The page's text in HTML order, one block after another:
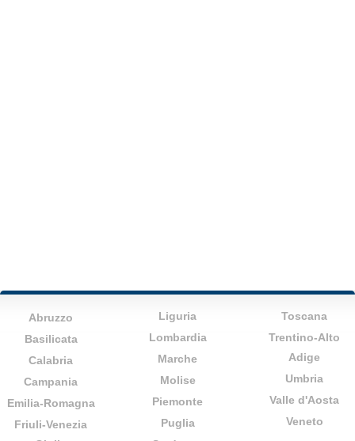
Abruzzo
Basilicata
Calabria
Campania
Emilia-Romagna
Friuli-Venezia
Liguria
Lombardia
Marche
Molise
Piemonte
Puglia
Toscana
Trentino-Alto
Adige
Umbria
Valle d'Aosta
Veneto